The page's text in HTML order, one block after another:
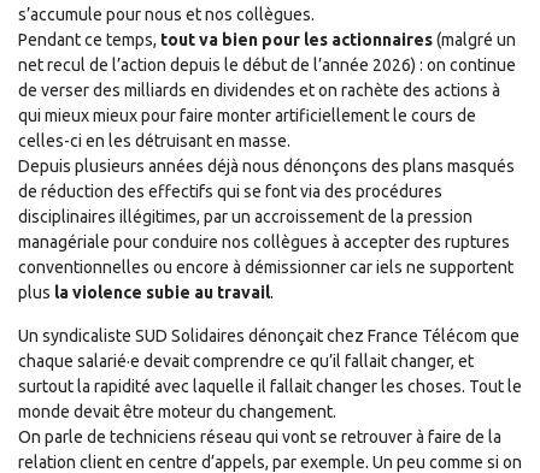
s’accumule pour nous et nos collègues.
Pendant ce temps, tout va bien pour les actionnaires(malgré un
net recul de l’action depuis le début de l’année 2026) : on continue
de verser des milliards en dividendes et on rachète des actions à
qui mieux mieux pour faire monter artificiellement le cours de
celles-ci en les détruisant en masse.
Depuis plusieurs années déjà nous dénonçons des plans masqués
de réduction des effectifs qui se font via des procédures
disciplinaires illégitimes, par un accroissement de la pression
managériale pour conduire nos collègues à accepter des ruptures
conventionnelles ou encore à démissionner car iels ne supportent
plus la violence subie au travail.
Un syndicaliste SUD Solidaires dénonçait chez France Télécom que
chaque salarié·e devait comprendre ce qu’il fallait changer, et
surtout la rapidité avec laquelle il fallait changer les choses. Tout le
monde devait être moteur du changement.
On parle de techniciens réseau qui vont se retrouver à faire de la
relation client en centre d’appels, par exemple. Un peu comme si on